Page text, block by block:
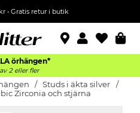
• Gratis retur i butik
örhängen*
2 eller fler
Studs i äkta silver
Zirconia och stjärna